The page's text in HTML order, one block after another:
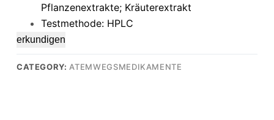
Pflanzenextrakte; Kräuterextrakt
Testmethode: HPLC
erkundigen
CATEGORY: ATEMWEGSMEDIKAMENTE